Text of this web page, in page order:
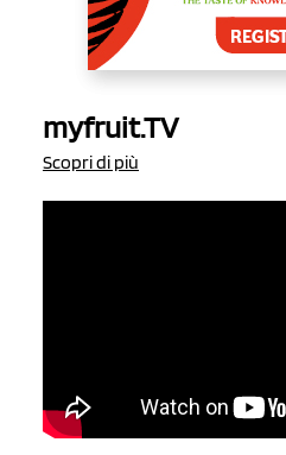
myfruit.TV
Scopri di più